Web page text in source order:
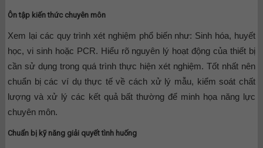
Ôn tập kiến thức chuyên môn
Xem lại các quy trình xét nghiệm phổ biến như: Sinh hóa, huyết
học, vi sinh hoặc PCR. Hiểu rõ nguyên lý hoạt động của thiết bị
cần sử dụng trong quá trình thực hiện xét nghiệm. Tốt nhất nên
chuẩn bị các ví dụ thực tế về cách xử lý mẫu, kiểm soát chất
lượng và xử lý các kết quả bất thường để minh họa năng lực
chuyên môn.
Chuẩn bị kỹ năng giải quyết tình huống